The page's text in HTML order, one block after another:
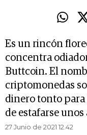
Es un rincón
concentra
Buttcoin. El
criptomonedas
dinero tonto para
de estafarse unos
27 Junio de 2021 12.42